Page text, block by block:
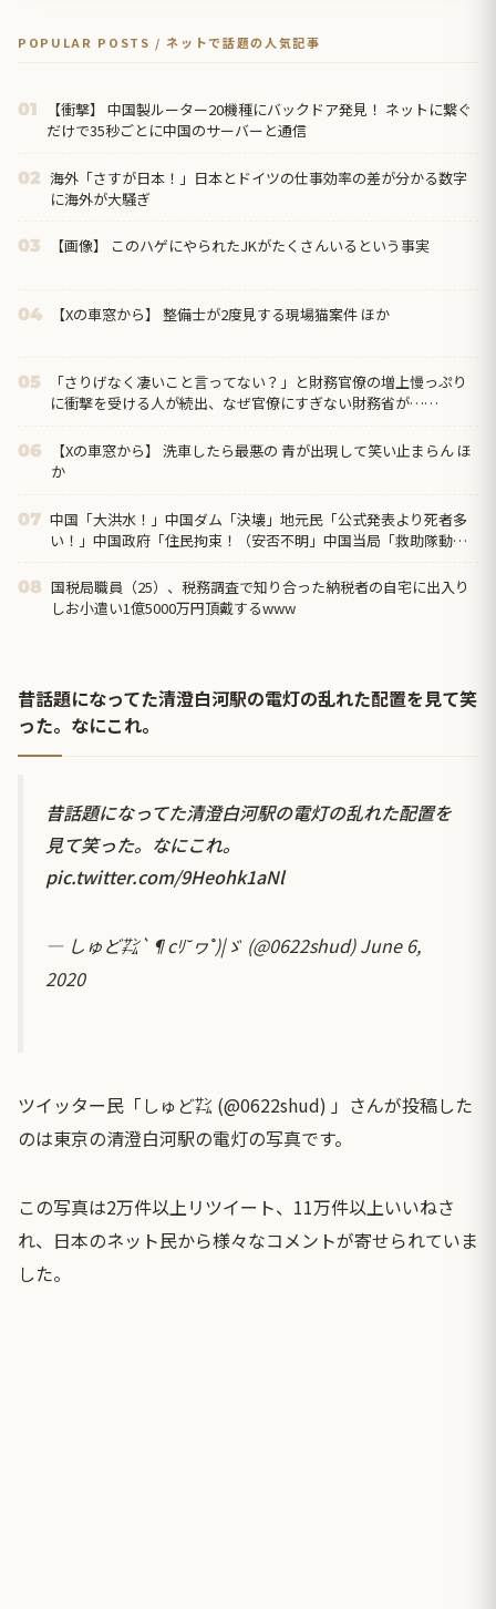
POPULAR POSTS / ネットで話題の人気記事
01
【衝撃】 中国製ルーター20機種にバックドア発見！ ネットに繋ぐ
だけで35秒ごとに中国のサーバーと通信
02 海外「さすが日本！」日本とドイツの仕事効率の差が分かる数字
に海外が大騒ぎ
03 【画像】 このハゲにやられたJKがたくさんいるという事実
04 【Xの車窓から】 整備士が2度見する現場猫案件 ほか
05
「さりげなく凄いこと言ってない？」と財務官僚の増上慢っぷり
に衝撃を受ける人が続出、なぜ官僚にすぎない財務省が……
06
【Xの車窓から】 洗車したら最悪の 青が出現して笑い止まらん ほ
か
07 中国「大洪水！」中国ダム「決壊」地元民「公式発表より死者多
い！」中国政府「住民拘束！（安否不明」中国当局「救助隊動画
08 国税局職員（25）、税務調査で知り合った納税者の自宅に出入り
しお小遣い1億5000万円頂戴するwww
昔話題になってた清澄白河駅の電灯の乱れた配置を見て笑
った。なにこれ。
昔話題になってた清澄白河駅の電灯の乱れた配置を
見て笑った。なにこれ。
pic.twitter.com/9Heohk1aNl
— しゅど㌠`¶cﾘ˘ヮ˚)|ゞ (@0622shud)June 6,
2020
ツイッター民「しゅど㌠ (@0622shud) 」さんが投稿した
のは東京の清澄白河駅の電灯の写真です。
この写真は2万件以上リツイート、11万件以上いいねさ
れ、日本のネット民から様々なコメントが寄せられていま
した。